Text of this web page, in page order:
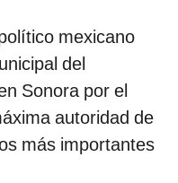
mexicano
del
Sonora por el
autoridad de
más importantes